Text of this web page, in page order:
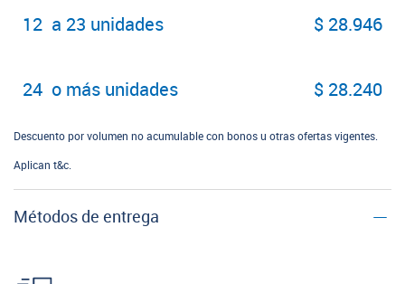
12 a 23 unidades $ 28.946
24 o más unidades $ 28.240
Descuento por volumen no acumulable con bonos u otras ofertas vigentes.
Aplican t&c.
Métodos de entrega